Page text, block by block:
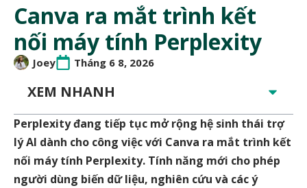
Canva ra mắt trình kết
nối máy tính Perplexity
Joey Tháng 6 8, 2026
XEM NHANH
Perplexity đang tiếp tục mở rộng hệ sinh thái trợ
lý AI dành cho công việc với Canva ra mắt trình kết
nối máy tính Perplexity. Tính năng mới cho phép
người dùng biến dữ liệu, nghiên cứu và các ý